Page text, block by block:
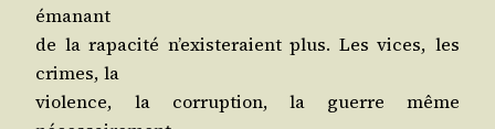
émanant
de la rapa­ci­té n’exis­te­raient plus. Les vices, les
crimes, la
vio­lence, la cor­rup­tion, la guerre même